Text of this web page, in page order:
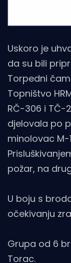
Uskoro je
da su bili
Torpedni
Topništvo
RČ-306 i TČ-
djelovala po
minolovac M-
požar, na
U boju s
očekivanju
Grupa od 6
Torac.